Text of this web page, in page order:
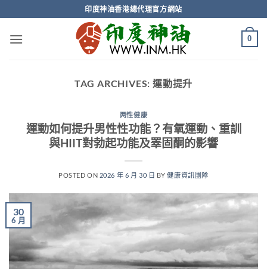
to
content
印度神油香港總代理官方網站
0
TAG ARCHIVES: 運動提升
两性健康
運動如何提升男性性功能？有氧運動、重訓
與HIIT對勃起功能及睪固酮的影響
POSTED ON 2026 年 6 月 30 日 BY健康資訊團隊
30
6 月